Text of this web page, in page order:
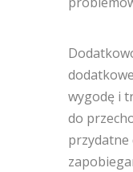
wygodę i
do
przydatne